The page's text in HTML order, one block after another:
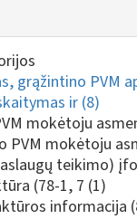
grąžintino PVM
ir (8)
mokėtoju
PVM mokėtoju
teikimo)
(78-1, 7 (1)
informacija